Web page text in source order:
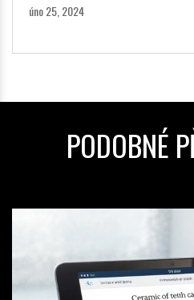
úno 25, 2024
PODOBNÉ